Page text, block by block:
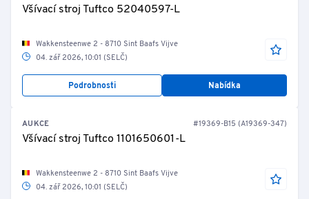
Všívací stroj Tuftco 52040597-L
Wakkensteenwe 2 - 8710 Sint Baafs Vijve
04. zář 2026, 10:01 (SELČ)
Podrobnosti Nabídka
AUKCE #19369-B15 (A19369-347)
Všívací stroj Tuftco 1101650601-L
Wakkensteenwe 2 - 8710 Sint Baafs Vijve
04. zář 2026, 10:01 (SELČ)